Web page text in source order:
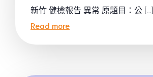
新竹 健檢報告 異常 原題目：公 […]
Read more